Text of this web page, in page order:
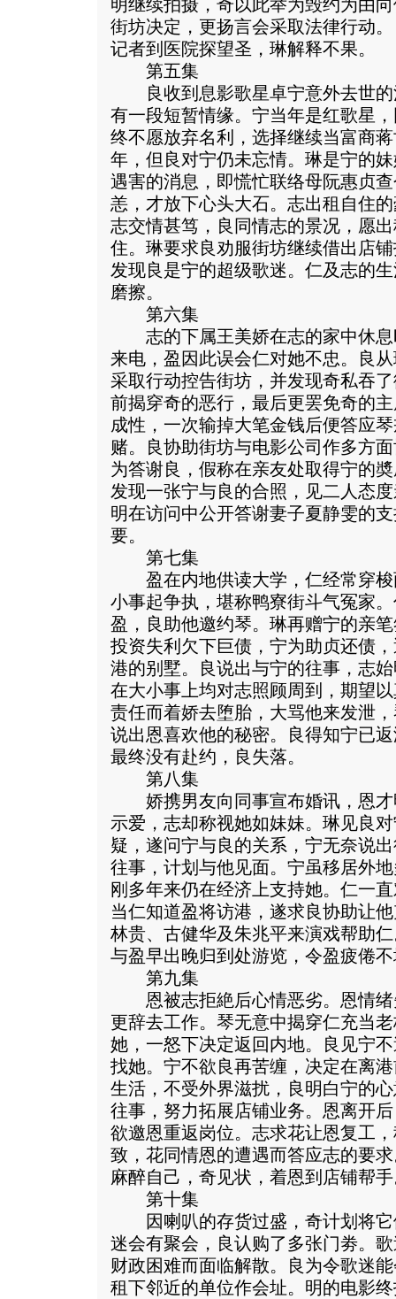
明继续拍摄，奇以此举为毁约为由
街坊决定，更扬言会采取法律行动
记者到医院探望圣，琳解释不果。
第五集
良收到息影歌星卓宁意外去世的
有一段短暂情缘。宁当年是红歌星
终不愿放弃名利，选择继续当富商
年，但良对宁仍未忘情。琳是宁的
遇害的消息，即慌忙联络母阮惠贞
恙，才放下心头大石。志出租自住
志交情甚笃，良同情志的景况，愿
住。琳要求良劝服街坊继续借出店
发现良是宁的超级歌迷。仁及志的
磨擦。
第六集
志的下属王美娇在志的家中休息
来电，盈因此误会仁对她不忠。良
采取行动控告街坊，并发现奇私吞
前揭穿奇的恶行，最后更罢免奇的
成性，一次输掉大笔金钱后便答应
赌。良协助街坊与电影公司作多方
为答谢良，假称在亲友处取得宁的
发现一张宁与良的合照，见二人态
明在访问中公开答谢妻子夏静雯的
要。
第七集
盈在内地供读大学，仁经常穿梭
小事起争执，堪称鸭寮街斗气冤家
盈，良助他邀约琴。琳再赠宁的亲
投资失利欠下巨债，宁为助贞还债
港的别墅。良说出与宁的往事，志
在大小事上均对志照顾周到，期望
责任而着娇去堕胎，大骂他来发泄
说出恩喜欢他的秘密。良得知宁已
最终没有赴约，良失落。
第八集
娇携男友向同事宣布婚讯，恩才
示爱，志却称视她如妹妹。琳见良
疑，遂问宁与良的关系，宁无奈说
往事，计划与他见面。宁虽移居外
刚多年来仍在经济上支持她。仁一
当仁知道盈将访港，遂求良协助让
林贵、古健华及朱兆平来演戏帮助
与盈早出晚归到处游览，令盈疲倦
第九集
恩被志拒絶后心情恶劣。恩情绪
更辞去工作。琴无意中揭穿仁充当
她，一怒下决定返回内地。良见宁
找她。宁不欲良再苦缠，决定在离
生活，不受外界滋扰，良明白宁的
往事，努力拓展店铺业务。恩离开
欲邀恩重返岗位。志求花让恩复工
致，花同情恩的遭遇而答应志的要
麻醉自己，奇见状，着恩到店铺帮
第十集
因喇叭的存货过盛，奇计划将它
迷会有聚会，良认购了多张门劵。
财政困难而面临解散。良为令歌迷
租下邻近的单位作会址。明的电影